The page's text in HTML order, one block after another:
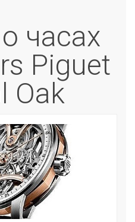
часах
Piguet
Oak